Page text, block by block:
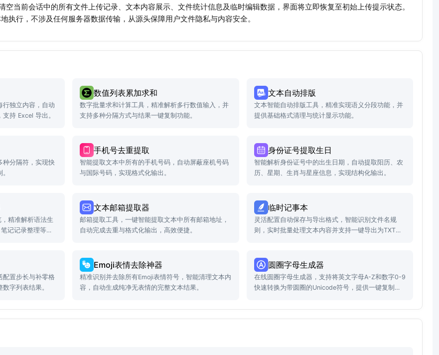
空当前会话中的所有文件上传记录、文本内容展示、文件统计信息及临时编辑数据，界面将立即恢复至初始上传提示状态。
执行，不涉及任何服务器数据传输，从源头保障用户文件隐私与内容安全。
行独立内容，自动
持 Excel 导出。
数值列表累加求和
数字批量求和计算工具，精准解析多行数值输入，并
支持多种分隔方式与结果一键复制功能。
文本自动排版
文本智能自动排版工具，精准实现语义分段功能，并
提供基础格式清理与统计显示功能。
种分隔符，实现快
手机号去重提取
智能提取文本中所有的手机号码，自动屏蔽座机号码
与国际号码，实现格式化输出。
身份证号提取生日
智能解析身份证号中的出生日期，自动提取阳历、农
历、星期、生肖与星座信息，实现结构化输出。
精准解析语法生
记记录整理等场
文本邮箱提取器
邮箱提取工具，一键智能提取文本中所有邮箱地址，
自动完成去重与格式化输出，高效便捷。
临时记事本
灵活配置自动保存与导出格式，智能识别文件名规
则，实时批量处理文本内容并支持一键导出为TXT文
配置步长与补零格
字列表结果。
Emoji表情去除神器
精准识别并去除所有Emoji表情符号，智能清理文本内
容，自动生成纯净无表情的完整文本结果。
圆圈字母生成器
在线圆圈字母生成器，支持将英文字母A-Z和数字0-9
快速转换为带圆圈的Unicode符号，提供一键复制转